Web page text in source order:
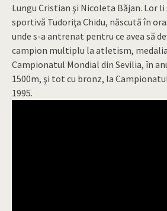
Lungu Cristian şi Nicoleta Băjan. Lor
sportivă Tudoriţa Chidu, născută în
unde s-a antrenat pentru ce avea să
campion multiplu la atletism,
Campionatul Mondial din Sevilia, în
1500m, şi tot cu bronz, la
1995.